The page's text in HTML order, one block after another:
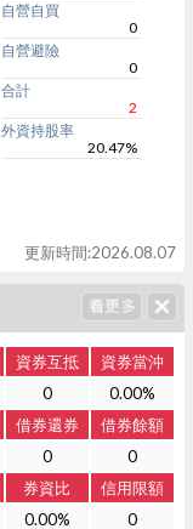
自營自買
0
自營避險
0
合計
2
外資持股率
20.47%
更新時間:2026.08.07
資券互抵
資券當沖
0
0.00%
借券還券
借券餘額
0
0
券資比
信用限額
0.00% 0